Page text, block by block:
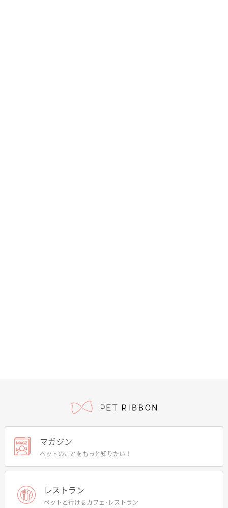
マガジン
ペットのことをもっと知りたい！
レストラン
ペットと行けるカフェ･レストラン